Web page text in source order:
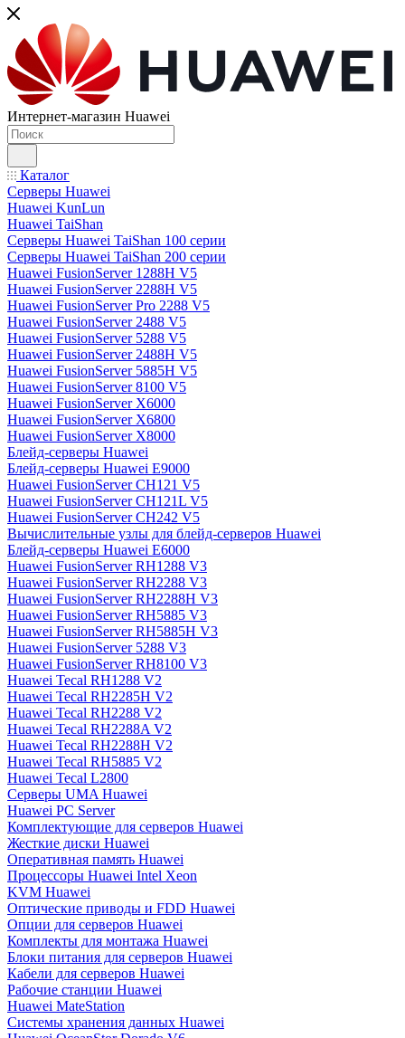
Интернет-магазин Huawei
Каталог
Серверы Huawei
Huawei KunLun
Huawei TaiShan
Серверы Huawei TaiShan 100 серии
Серверы Huawei TaiShan 200 серии
Huawei FusionServer 1288H V5
Huawei FusionServer 2288H V5
Huawei FusionServer Pro 2288 V5
Huawei FusionServer 2488 V5
Huawei FusionServer 5288 V5
Huawei FusionServer 2488H V5
Huawei FusionServer 5885H V5
Huawei FusionServer 8100 V5
Huawei FusionServer X6000
Huawei FusionServer X6800
Huawei FusionServer X8000
Блейд-серверы Huawei
Блейд-серверы Huawei E9000
Huawei FusionServer CH121 V5
Huawei FusionServer CH121L V5
Huawei FusionServer CH242 V5
Вычислительные узлы для блейд-серверов Huawei
Блейд-серверы Huawei E6000
Huawei FusionServer RH1288 V3
Huawei FusionServer RH2288 V3
Huawei FusionServer RH2288H V3
Huawei FusionServer RH5885 V3
Huawei FusionServer RH5885H V3
Huawei FusionServer 5288 V3
Huawei FusionServer RH8100 V3
Huawei Tecal RH1288 V2
Huawei Tecal RH2285H V2
Huawei Tecal RH2288 V2
Huawei Tecal RH2288A V2
Huawei Tecal RH2288H V2
Huawei Tecal RH5885 V2
Huawei Tecal L2800
Серверы UMA Huawei
Huawei PC Server
Комплектующие для серверов Huawei
Жесткие диски Huawei
Оперативная память Huawei
Процессоры Huawei Intel Xeon
KVM Huawei
Оптические приводы и FDD Huawei
Опции для серверов Huawei
Комплекты для монтажа Huawei
Блоки питания для серверов Huawei
Кабели для серверов Huawei
Рабочие станции Huawei
Huawei MateStation
Системы хранения данных Huawei